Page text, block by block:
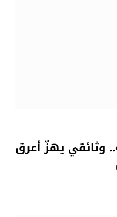
يهزّ أعرق